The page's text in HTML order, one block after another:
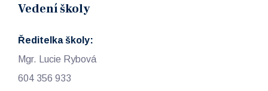
Vedení školy
Ředitelka školy:
Mgr. Lucie Rybová
604 356 933